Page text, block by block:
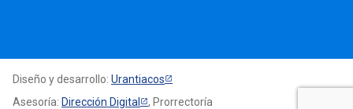
Diseño y desarrollo: Urantiacos
Asesoría: Dirección Digital , Prorrectoría